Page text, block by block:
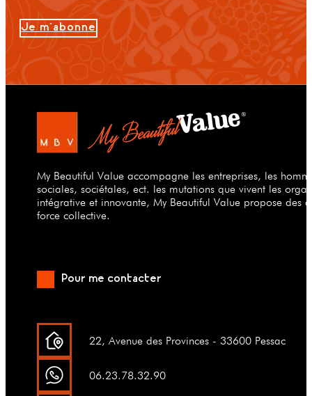
Je m'abonne
My Beautiful Value accompagne les entreprises, les
sociales, sociétales, ect. les mutations que vivent les
intégrative et innovante, My Beautiful Value propose des
force collective.
Pour me contacter
22, Avenue des Provinces - 33600 Pessac
06.23.78.32.90